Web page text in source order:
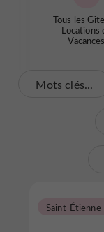
Tous les
Locations
Vacances
Mots clés...
Saint-